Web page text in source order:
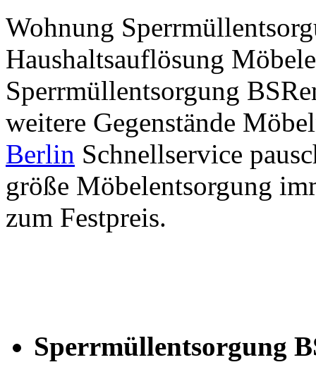
Wohnung
Haushaltsauflösung
Sperrmüllentsorgung
weitere Gegenstände
Berlin Schnellservice
größe Möbelentsorgung
zum Festpreis.
Sperrmüllentsorgung